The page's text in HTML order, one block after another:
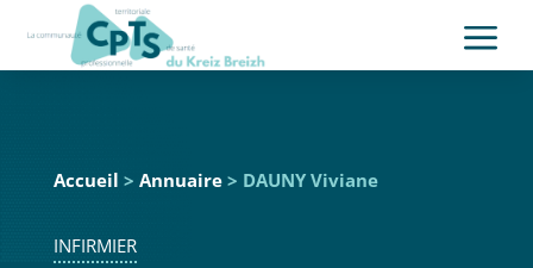
a
Accueil > Annuaire> DAUNY Viviane
INFIRMIER